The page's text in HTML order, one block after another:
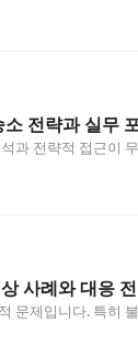
전략과 실무
과 전략적 접근이
사례와 대응
문제입니다. 특히